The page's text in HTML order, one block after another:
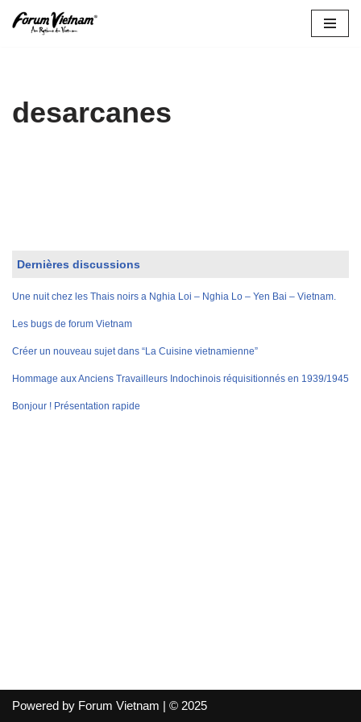
desarcanes
Dernières discussions
Une nuit chez les Thais noirs a Nghia Loi – Nghia Lo – Yen Bai – Vietnam.
Les bugs de forum Vietnam
Créer un nouveau sujet dans “La Cuisine vietnamienne”
Hommage aux Anciens Travailleurs Indochinois réquisitionnés en 1939/1945
Bonjour ! Présentation rapide
Powered by Forum Vietnam | © 2025